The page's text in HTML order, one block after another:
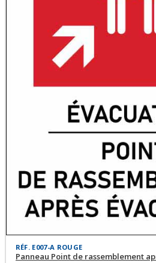
RÉF. E007-A ROUGE
Panneau Point de rassemblement